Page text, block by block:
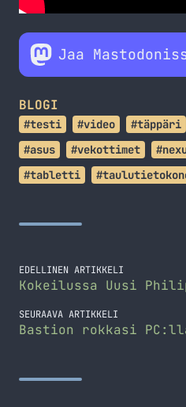
Jaa
BLOGI
#testi #video #täppäri
#asus
#vekottimet
#tabletti
EDELLINEN ARTIKKELI
Kokeilussa Uusi
SEURAAVA ARTIKKELI
Bastion rokkasi